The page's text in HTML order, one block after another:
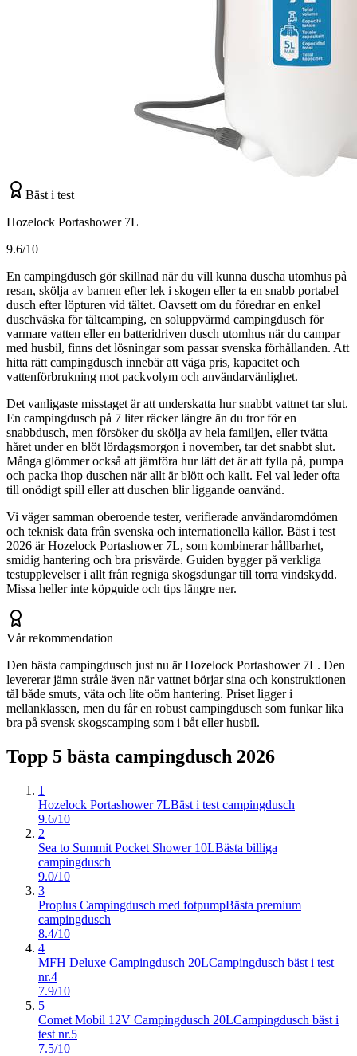
Bäst i test
Hozelock Portashower 7L
9.6/10
En campingdusch gör skillnad när du vill kunna duscha utomhus på
resan, skölja av barnen efter lek i skogen eller ta en snabb portabel
dusch efter löpturen vid tältet. Oavsett om du föredrar en enkel
duschväska för tältcamping, en soluppvärmd campingdusch för
varmare vatten eller en batteridriven dusch utomhus när du campar
med husbil, finns det lösningar som passar svenska förhållanden. Att
hitta rätt campingdusch innebär att väga pris, kapacitet och
vattenförbrukning mot packvolym och användarvänlighet.
Det vanligaste misstaget är att underskatta hur snabbt vattnet tar slut.
En campingdusch på 7 liter räcker längre än du tror för en
snabbdusch, men försöker du skölja av hela familjen, eller tvätta
håret under en blöt lördagsmorgon i november, tar det snabbt slut.
Många glömmer också att jämföra hur lätt det är att fylla på, pumpa
och packa ihop duschen när allt är blött och kallt. Fel val leder ofta
till onödigt spill eller att duschen blir liggande oanvänd.
Vi väger samman oberoende tester, verifierade användaromdömen
och teknisk data från svenska och internationella källor. Bäst i test
2026 är Hozelock Portashower 7L, som kombinerar hållbarhet,
smidig hantering och bra prisvärde. Guiden bygger på verkliga
testupplevelser i allt från regniga skogsdungar till torra vindskydd.
Missa heller inte köpguide och tips längre ner.
Vår rekommendation
Den bästa campingdusch just nu är Hozelock Portashower 7L. Den
levererar jämn stråle även när vattnet börjar sina och konstruktionen
tål både smuts, väta och lite oöm hantering. Priset ligger i
mellanklassen, men du får en robust campingdusch som funkar lika
bra på svensk skogscamping som i båt eller husbil.
Topp 5 bästa campingdusch 2026
1
Hozelock Portashower 7LBäst i test campingdusch
9.6/10
2
Sea to Summit Pocket Shower 10LBästa billiga
campingdusch
9.0/10
3
Proplus Campingdusch med fotpumpBästa premium
campingdusch
8.4/10
4
MFH Deluxe Campingdusch 20LCampingdusch bäst i test
nr.4
7.9/10
5
Comet Mobil 12V Campingdusch 20LCampingdusch bäst i
test nr.5
7.5/10